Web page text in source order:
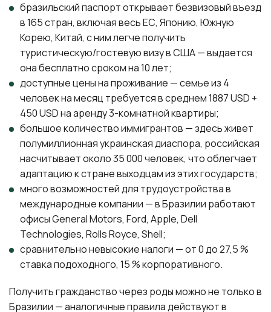
бразильский паспорт открывает безвизовый въезд
в 165 стран, включая весь ЕС, Японию, Южную
Корею, Китай, с ним легче получить
туристическую/гостевую визу в США — выдается
она бесплатно сроком на 10 лет;
доступные цены на проживание — семье из 4
человек на месяц требуется в среднем 1887 USD +
450 USD на аренду 3-комнатной квартиры;
большое количество иммигрантов — здесь живет
полумиллионная украинская диаспора, российская
насчитывает около 35 000 человек, что облегчает
адаптацию к стране выходцам из этих государств;
много возможностей для трудоустройства в
международные компании — в Бразилии работают
офисы General Motors, Ford, Apple, Dell
Technologies, Rolls Royce, Shell;
сравнительно невысокие налоги — от 0 до 27,5 %
ставка подоходного, 15 % корпоративного.
Получить гражданство через роды можно не только в
Бразилии — аналогичные правила действуют в